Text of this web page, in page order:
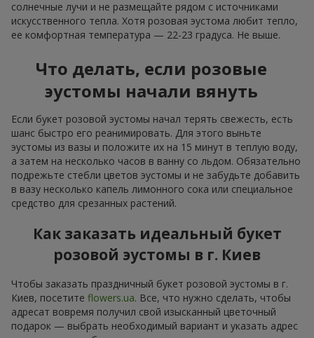
солнечные лучи и не размещайте рядом с источниками
искусственного тепла. Хотя розовая эустома любит тепло,
ее комфортная температура — 22-23 градуса. Не выше.
Что делать, если розовые
эустомы начали вянуть
Если букет розовой эустомы начал терять свежесть, есть
шанс быстро его реанимировать. Для этого выньте
эустомы из вазы и положите их на 15 минут в теплую воду,
а затем на несколько часов в ванну со льдом. Обязательно
подрежьте стебли цветов эустомы и не забудьте добавить
в вазу несколько капель лимонного сока или специальное
средство для срезанных растений.
Как заказать идеальный букет
розовой эустомы в г. Киев
Чтобы заказать праздничный букет розовой эустомы в г.
Киев, посетите flowers.ua. Все, что нужно сделать, чтобы
адресат вовремя получил свой изысканный цветочный
подарок — выбрать необходимый вариант и указать адрес